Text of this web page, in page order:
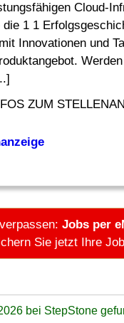
Cloud-
die 1 1
Innovationen und
ZUM
Jobs per
Sie jetzt Ihre
bei StepStone